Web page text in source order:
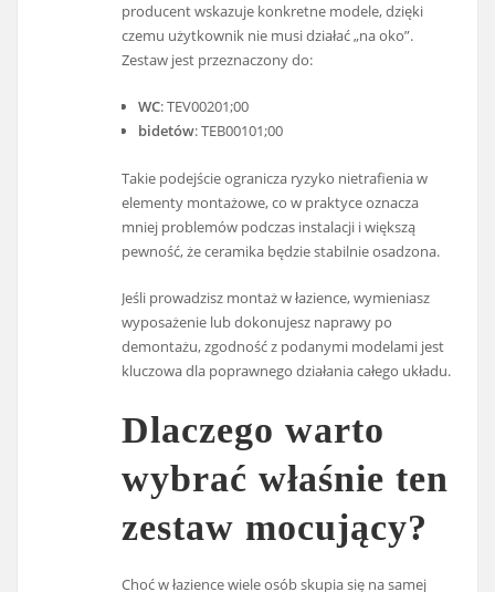
producent wskazuje konkretne modele, dzięki
czemu użytkownik nie musi działać „na oko”.
Zestaw jest przeznaczony do:
WC: TEV00201;00
bidetów: TEB00101;00
Takie podejście ogranicza ryzyko nietrafienia w
elementy montażowe, co w praktyce oznacza
mniej problemów podczas instalacji i większą
pewność, że ceramika będzie stabilnie osadzona.
Jeśli prowadzisz montaż w łazience, wymieniasz
wyposażenie lub dokonujesz naprawy po
demontażu, zgodność z podanymi modelami jest
kluczowa dla poprawnego działania całego układu.
Dlaczego warto
wybrać właśnie ten
zestaw mocujący?
Choć w łazience wiele osób skupia się na samej